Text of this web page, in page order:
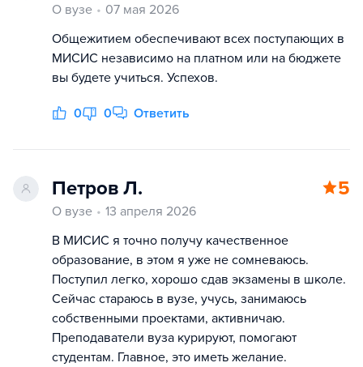
О вузе
07 мая 2026
Общежитием обеспечивают всех поступающих в
МИСИС независимо на платном или на бюджете
вы будете учиться. Успехов.
0 0 Ответить
Петров Л. 5
О вузе
13 апреля 2026
В МИСИС я точно получу качественное
образование, в этом я уже не сомневаюсь.
Поступил легко, хорошо сдав экзамены в школе.
Сейчас стараюсь в вузе, учусь, занимаюсь
собственными проектами, активничаю.
Преподаватели вуза курируют, помогают
студентам. Главное, это иметь желание.